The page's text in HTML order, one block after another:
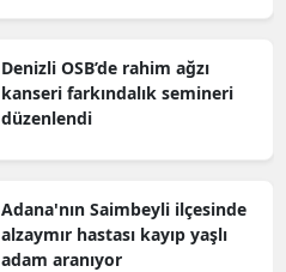
Denizli OSB’de rahim ağzı
kanseri farkındalık semineri
düzenlendi
Adana'nın Saimbeyli ilçesinde
alzaymır hastası kayıp yaşlı
adam aranıyor